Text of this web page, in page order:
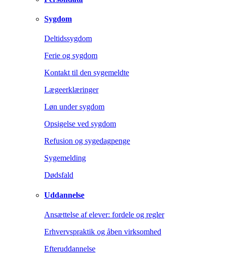
Sygdom
Deltidssygdom
Ferie og sygdom
Kontakt til den sygemeldte
Lægeerklæringer
Løn under sygdom
Opsigelse ved sygdom
Refusion og sygedagpenge
Sygemelding
Dødsfald
Uddannelse
Ansættelse af elever: fordele og regler
Erhvervspraktik og åben virksomhed
Efteruddannelse